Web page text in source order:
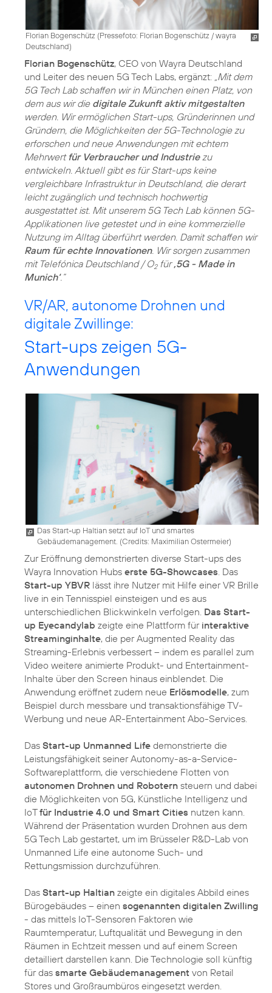
Florian Bogenschütz (Pressefoto: Florian Bogenschütz / wayra
Deutschland)
Florian Bogenschütz, CEO von Wayra Deutschland
und Leiter des neuen 5G Tech Labs, ergänzt: „Mit dem
5G Tech Lab schaffen wir in München einen Platz, von
dem aus wir die digitale Zukunft aktiv mitgestalten
werden. Wir ermöglichen Start-ups, Gründerinnen und
Gründern, die Möglichkeiten der 5G-Technologie zu
erforschen und neue Anwendungen mit echtem
Mehrwert für Verbraucher und Industriezu
entwickeln. Aktuell gibt es für Start-ups keine
vergleichbare Infrastruktur in Deutschland, die derart
leicht zugänglich und technisch hochwertig
ausgestattet ist. Mit unserem 5G Tech Lab können 5G-
Applikationen live getestet und in eine kommerzielle
Nutzung im Alltag überführt werden. Damit schaffen wir
Raum für echte Innovationen. Wir sorgen zusammen
mit Telefónica Deutschland / O2für‚5G - Made in
Munich‘.”
VR/AR, autonome Drohnen und
digitale Zwillinge:
Start-ups zeigen 5G-
Anwendungen
Das Start-up Haltian setzt auf IoT und smartes
Gebäudemanagement. (Credits: Maximilian Ostermeier)
Zur Eröffnung demonstrierten diverse Start-ups des
Wayra Innovation Hubs erste 5G-Showcases. Das
Start-up YBVR lässt ihre Nutzer mit Hilfe einer VR Brille
live in ein Tennisspiel einsteigen und es aus
unterschiedlichen Blickwinkeln verfolgen. Das Start-
up Eyecandylab zeigte eine Plattform für interaktive
Streaminginhalte, die per Augmented Reality das
Streaming-Erlebnis verbessert – indem es parallel zum
Video weitere animierte Produkt- und Entertainment-
Inhalte über den Screen hinaus einblendet. Die
Anwendung eröffnet zudem neue Erlösmodelle, zum
Beispiel durch messbare und transaktionsfähige TV-
Werbung und neue AR-Entertainment Abo-Services.
Das Start-up Unmanned Life demonstrierte die
Leistungsfähigkeit seiner Autonomy-as-a-Service-
Softwareplattform, die verschiedene Flotten von
autonomen Drohnen und Robotern steuern und dabei
die Möglichkeiten von 5G, Künstliche Intelligenz und
IoTfür Industrie 4.0 und Smart Cities nutzen kann.
Während der Präsentation wurden Drohnen aus dem
5G Tech Lab gestartet, um im Brüsseler R&D-Lab von
Unmanned Life eine autonome Such- und
Rettungsmission durchzuführen.
Das Start-up Haltian zeigte ein digitales Abbild eines
Bürogebäudes – einen sogenannten digitalen Zwilling
- das mittels IoT-Sensoren Faktoren wie
Raumtemperatur, Luftqualität und Bewegung in den
Räumen in Echtzeit messen und auf einem Screen
detailliert darstellen kann. Die Technologie soll künftig
für das smarte Gebäudemanagement von Retail
Stores und Großraumbüros eingesetzt werden.